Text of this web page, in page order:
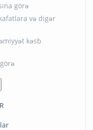
görə
və digər
kəsb